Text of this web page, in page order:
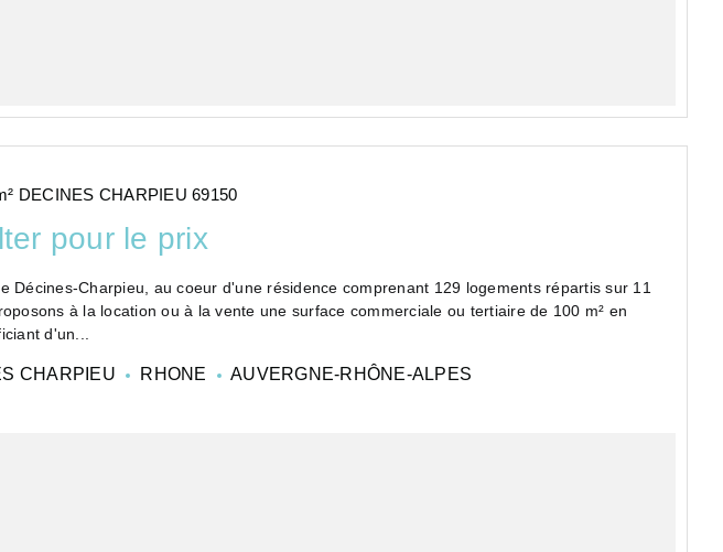
DECINES CHARPIEU 69150
pour le prix
Décines-Charpieu, au coeur d'une résidence comprenant 129 logements répartis sur 11
à la location ou à la vente une surface commerciale ou tertiaire de 100 m² en
d'un...
CHARPIEU RHONE AUVERGNE-RHÔNE-ALPES